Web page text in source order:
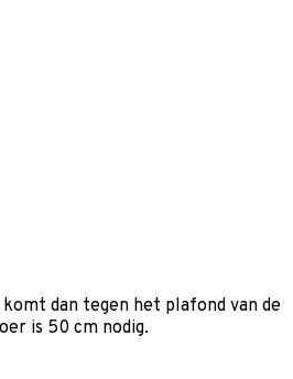
dan tegen het plafond van de
is 50 cm nodig.